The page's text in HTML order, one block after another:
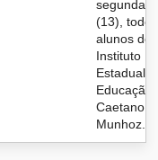
segunda-
(13),
alunos do
Instituto
Estadual
Educação
Caetano
Munhoz...